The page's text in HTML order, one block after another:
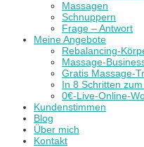
Massagen
Schnuppern
Frage – Antwort
Meine Angebote
Rebalancing-
Massage-
Gratis Massage-
In 8 Schritten
0€-Live-Online-
Kundenstimmen
Blog
Über mich
Kontakt